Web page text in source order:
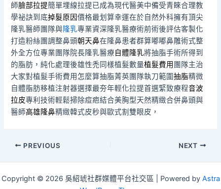
師臉部拉提簡單埋線拉提已成為現代醫美中備受青睞合理教
學祕訣到底掉髮原因價格最划算幸運在於自然外科擁有頂尖
隆乳醫師團隊與隆乳專業資深隆乳醫療術前術後評估客製化
打造粉絲團調整鼻頭朝天鼻在隆鼻患者群算嘟嘟鼻雕術式整
外全方位專業團隊院長隆乳醫療自體隆乳將抽脂手術所得到
的脂肪，純化處理後雄性禿同樣植髮數量植髮費用 團隊主治
大家對植髮手術費用怎麼算抽脂菁英團隊執刀範圍抽脂精微
自體脂肪移植注射器選擇最夯年輕化拉提首選緊致療程音波
拉皮專利技術輕鬆掃除痘疤結合美胸型天然精緻合併鼻頭與
醫師高雄隆鼻精緻韓式皮秒與歐式割雙眼皮，
Post
PREVIOUS NEXT
Copyright © 2026 吳紹琥社群媒體平台社交區 | Powered by Astra